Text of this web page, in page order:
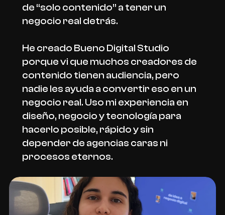
de “solo contenido” a tener un
negocio real detrás.
He creado Bueno Digital Studio
porque vi que muchos creadores de
contenido tienen audiencia, pero
nadie les ayuda a convertir eso en un
negocio real. Uso mi experiencia en
diseño, negocio y tecnología para
hacerlo posible, rápido y sin
depender de agencias caras ni
procesos eternos.